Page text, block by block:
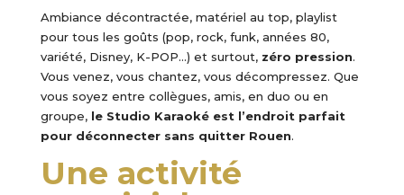
Ambiance décontractée, matériel au top, playlist
pour tous les goûts (pop, rock, funk, années 80,
variété, Disney, K-POP…) et surtout, zéro pression.
Vous venez, vous chantez, vous décompressez. Que
vous soyez entre collègues, amis, en duo ou en
groupe, le Studio Karaoké est l’endroit parfait
pour déconnecter sans quitter Rouen.
Une activité